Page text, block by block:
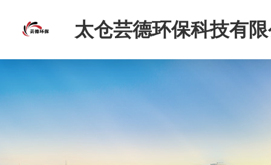
太仓芸德环保科技有